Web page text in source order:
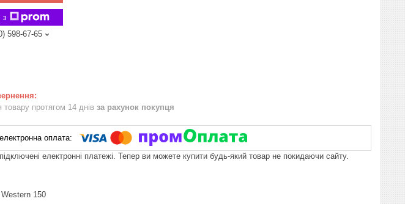
598-67-65
товару протягом 14 днів за рахунок покупця
електронні платежі. Тепер ви можете купити будь-який товар не покидаючи сайту.
150